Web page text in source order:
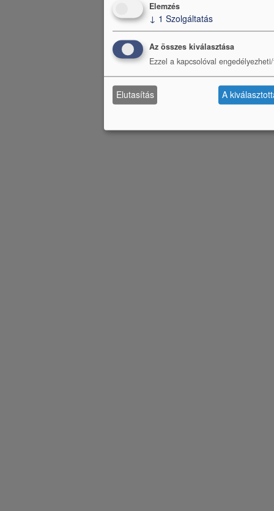
Elemzés
↓ 1 Szolgáltatás
Az összes kiválasztása
Ezzel a kapcsolóval
Elutasítás A